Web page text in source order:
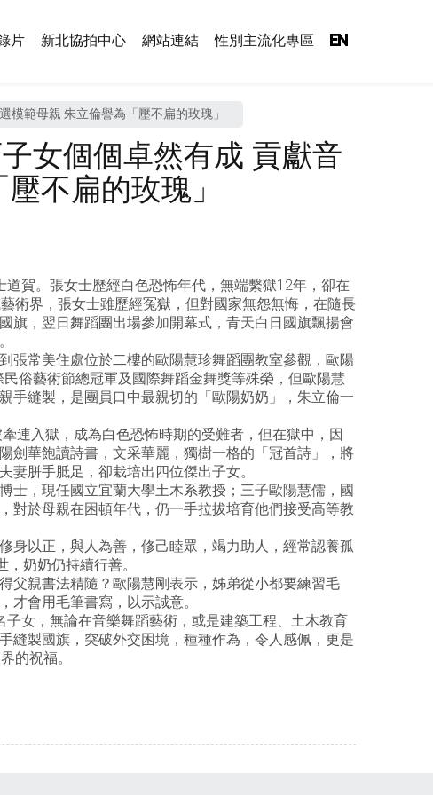
片 新北協拍中心 網站連結 性別主流化專區 EN
模範母親 朱立倫譽為「壓不扁的玫瑰」
女個個卓然有成 貢獻音
不扁的玫瑰」
賀。張女士歷經白色恐怖年代，無端繫獄12年，卻在
術界，張女士雖歷經冤獄，但對國家無怨無悔，在隨長
旗，翌日舞蹈團出場參加開幕式，青天白日國旗飄揚會
張常美住處位於二樓的歐陽慧珍舞蹈團教室參觀，歐陽
俗藝術節總冠軍及國際舞蹈金舞獎等殊榮，但歐陽慧
手縫製，是團員口中最親切的「歐陽奶奶」，朱立倫一
連入獄，成為白色恐怖時期的受難者，但在獄中，因
劍華飽讀詩書，文采華麗，獨樹一格的「冠首詩」，將
胼手胝足，卻栽培出四位傑出子女。
士，現任國立宜蘭大學土木系教授；三子歐陽慧儒，國
對於母親在困頓年代，仍一手拉拔培育他們接受高等教
身以正，與人為善，修己睦眾，竭力助人，經常認養孤
奶奶仍持續行善。
父親書法精隨？歐陽慧剛表示，姊弟從小都要練習毛
會用毛筆書寫，以示誠意。
女，無論在音樂舞蹈藝術，或是建築工程、土木教育
縫製國旗，突破外交困境，種種作為，令人感佩，更是
的祝福。